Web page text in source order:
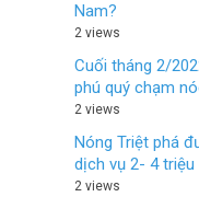
Nam?
2 views
Cuối tháng 2/
phú quý chạm
2 views
Nóng Triệt phá
dịch vụ 2- 4
2 views